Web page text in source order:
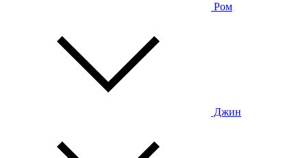
Ром
Джин